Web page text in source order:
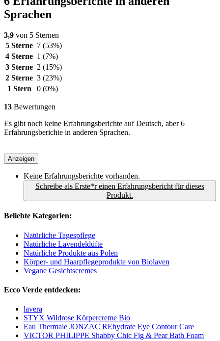
Sprachen
3,9 von 5 Sternen
5 Sterne 7 (53%)
4 Sterne 1 (7%)
3 Sterne 2 (15%)
2 Sterne 3 (23%)
1 Stern
0 (0%)
13 Bewertungen
Es gibt noch keine Erfahrungsberichte auf Deutsch, aber 6
Erfahrungsberichte in anderen Sprachen.
Anzeigen
Keine Erfahrungsberichte vorhanden.
Schreibe als Erste*r einen Erfahrungsbericht für dieses
Produkt.
Beliebte Kategorien:
Natürliche Tagespflege
Natürliche Lavendeldüfte
Natürliche Produkte aus Polen
Körper- und Haarpflegeprodukte von Biolaven
Vegane Gesichtscremes
Ecco Verde entdecken:
lavera
STYX Wildrose Körpercreme Bio
Eau Thermale JONZAC REhydrate Eye Contour Care
VICTOR PHILIPPE Shabby Chic Fig & Pear Bath Foam